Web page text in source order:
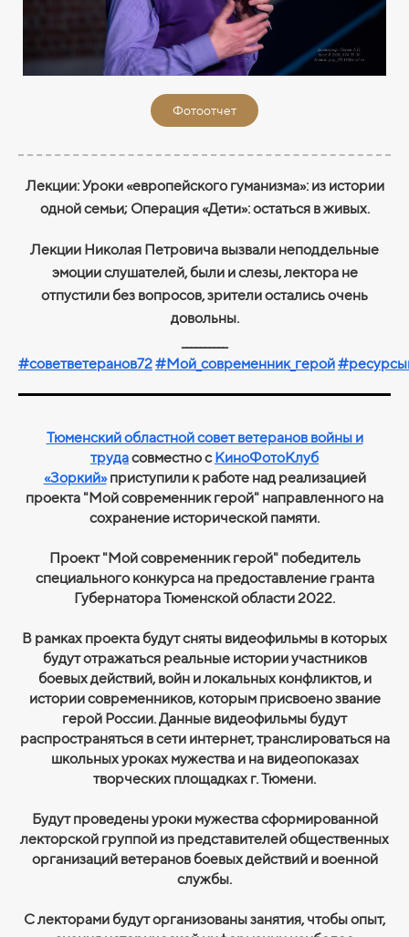
Фотоотчет
Лекции: Уроки «европейского гуманизма»: из истории
одной семьи; Операция «Дети»: остаться в живых.
Лекции Николая Петровича вызвали неподдельные
эмоции слушателей, были и слезы, лектора не
отпустили без вопросов, зрители остались очень
довольны.
#советветеранов72#Мой_современник_герой
Тюменский областной совет ветеранов войны и
трудасовместно с КиноФотоКлуб
«Зоркий» приступили к работе над реализацией
проекта "Мой современник герой" направленного на
сохранение исторической памяти.
Проект "Мой современник герой" победитель
специального конкурса на предоставление гранта
Губернатора Тюменской области 2022.
В рамках проекта будут сняты видеофильмы в которых
будут отражаться реальные истории участников
боевых действий, войн и локальных конфликтов, и
истории современников, которым присвоено звание
герой России. Данные видеофильмы будут
распространяться в сети интернет, транслироваться на
школьных уроках мужества и на видеопоказах
творческих площадках г. Тюмени.
Будут проведены уроки мужества сформированной
лекторской группой из представителей общественных
организаций ветеранов боевых действий и военной
службы.
С лекторами будут организованы занятия, чтобы опыт,